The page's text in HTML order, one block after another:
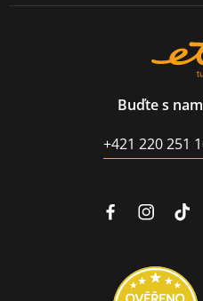
Buďte s
+421 220 251